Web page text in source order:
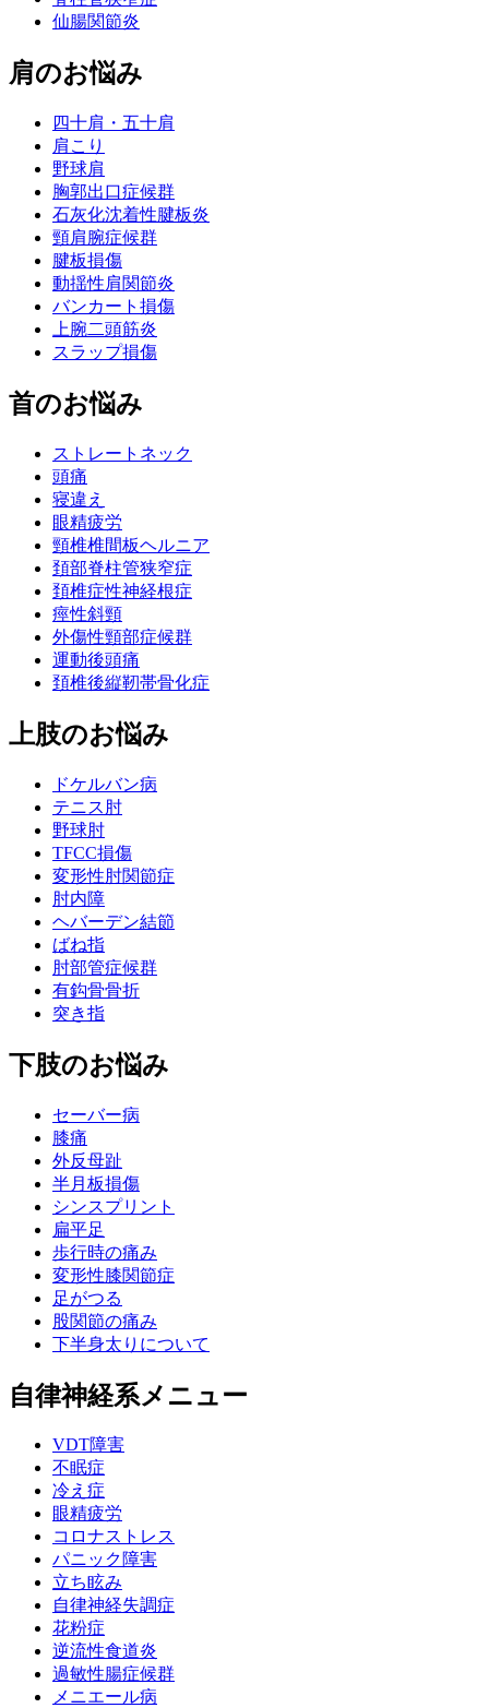
仙腸関節炎
肩のお悩み
四十肩・五十肩
肩こり
野球肩
胸郭出口症候群
石灰化沈着性腱板炎
頸肩腕症候群
腱板損傷
動揺性肩関節炎
バンカート損傷
上腕二頭筋炎
スラップ損傷
首のお悩み
ストレートネック
頭痛
寝違え
眼精疲労
頸椎椎間板ヘルニア
頚部脊柱管狭窄症
頚椎症性神経根症
痙性斜頸
外傷性頸部症候群
運動後頭痛
頚椎後縦靭帯骨化症
上肢のお悩み
ドケルバン病
テニス肘
野球肘
TFCC損傷
変形性肘関節症
肘内障
ヘバーデン結節
ばね指
肘部管症候群
有鈎骨骨折
突き指
下肢のお悩み
セーバー病
膝痛
外反母趾
半月板損傷
シンスプリント
扁平足
歩行時の痛み
変形性膝関節症
足がつる
股関節の痛み
下半身太りについて
自律神経系メニュー
VDT障害
不眠症
冷え症
眼精疲労
コロナストレス
パニック障害
立ち眩み
自律神経失調症
花粉症
逆流性食道炎
過敏性腸症候群
メニエール病